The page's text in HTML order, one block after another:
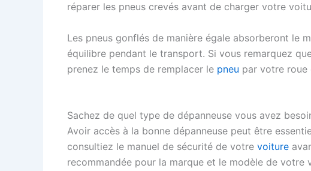
réparer les pneus crevés avant de charger votre
Les pneus gonflés de manière égale absorberont le
équilibre pendant le transport. Si vous remarquez
prenez le temps de remplacer le pneu par votre roue
Sachez de quel type de dépanneuse vous avez
Avoir accès à la bonne dépanneuse peut être
consultiez le manuel de sécurité de votre voiture
recommandée pour la marque et le modèle de votre